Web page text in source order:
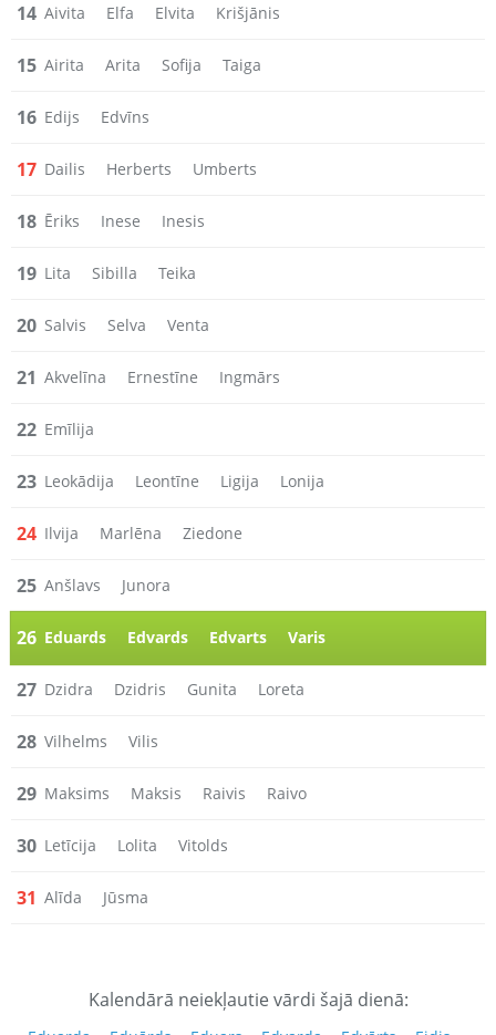
14 Aivita Elfa Elvita Krišjānis
15 Airita Arita Sofija Taiga
16 Edijs Edvīns
17 Dailis Herberts Umberts
18 Ēriks Inese Inesis
19 Lita Sibilla Teika
20 Salvis Selva Venta
21 Akvelīna Ernestīne Ingmārs
22 Emīlija
23 Leokādija Leontīne Ligija Lonija
24 Ilvija Marlēna Ziedone
25 Anšlavs Junora
26 Eduards Edvards Edvarts Varis
27 Dzidra Dzidris Gunita Loreta
28 Vilhelms Vilis
29 Maksims Maksis Raivis Raivo
30 Letīcija Lolita Vitolds
31 Alīda Jūsma
Kalendārā neiekļautie vārdi šajā dienā: